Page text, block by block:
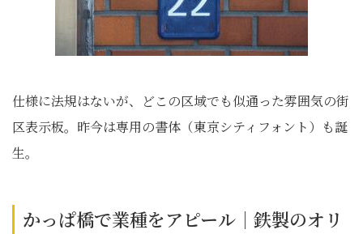
仕様に法規はないが、どこの区域でも似通った雰囲気の街
区表示板。昨今は専用の書体（東京シティフォント）も誕
生。
かっぱ橋で業種をアピール｜鉄製のオリ